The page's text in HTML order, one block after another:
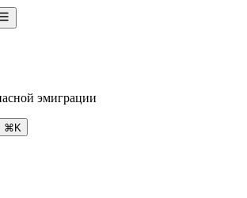
эмиграции
⌘K